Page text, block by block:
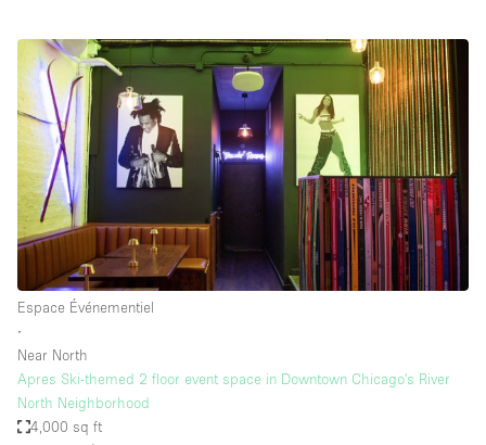
Espace Événementiel
∙
Near North
Apres Ski-themed 2 floor event space in Downtown Chicago's River
North Neighborhood
4,000 sq ft